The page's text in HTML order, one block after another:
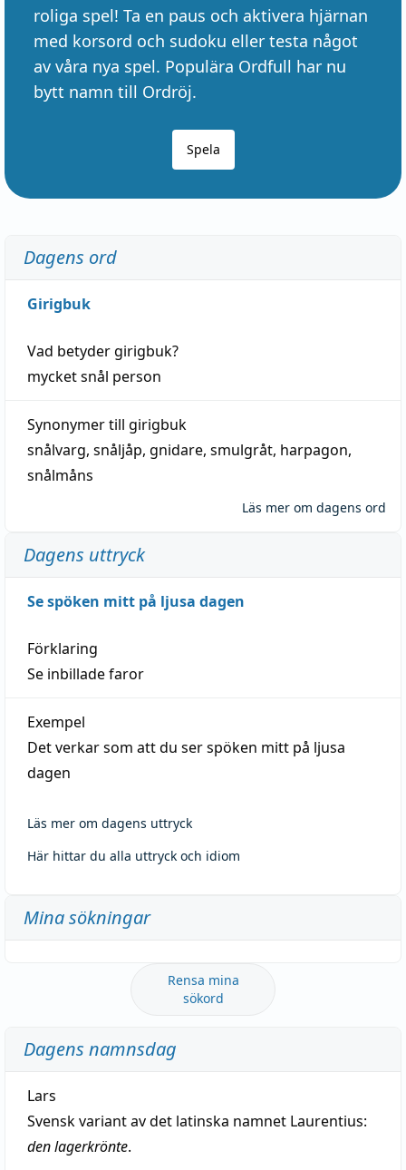
roliga spel! Ta en paus och aktivera hjärnan
med korsord och sudoku eller testa något
av våra nya spel. Populära Ordfull har nu
bytt namn till Ordröj.
Spela
Dagens ord
Girigbuk
Vad betydergirigbuk?
mycketsnål person
Synonymer till girigbuk
snålvarg, snåljåp, gnidare, smulgråt, harpagon,
snålmåns
Läs mer om dagens ord
Dagens uttryck
Se spöken mitt på ljusa dagen
Förklaring
Se inbillade faror
Exempel
Det verkar som att du ser spöken mitt på ljusa
dagen
Läs mer om dagens uttryck
Här hittar du alla uttryck och idiom
Mina sökningar
Rensa mina
sökord
Dagens namnsdag
Lars
Svensk variant av det latinska namnet Laurentius:
den lagerkrönte.